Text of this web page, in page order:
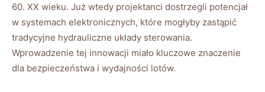
60. XX wieku. Już ⁢wtedy projektanci dostrzegli​ potencjał
w systemach elektronicznych, ‍które mogłyby zastąpić​
tradycyjne hydrauliczne układy sterowania. ​
Wprowadzenie tej ​innowacji miało kluczowe znaczenie​
dla bezpieczeństwa​ i wydajności⁢ lotów.